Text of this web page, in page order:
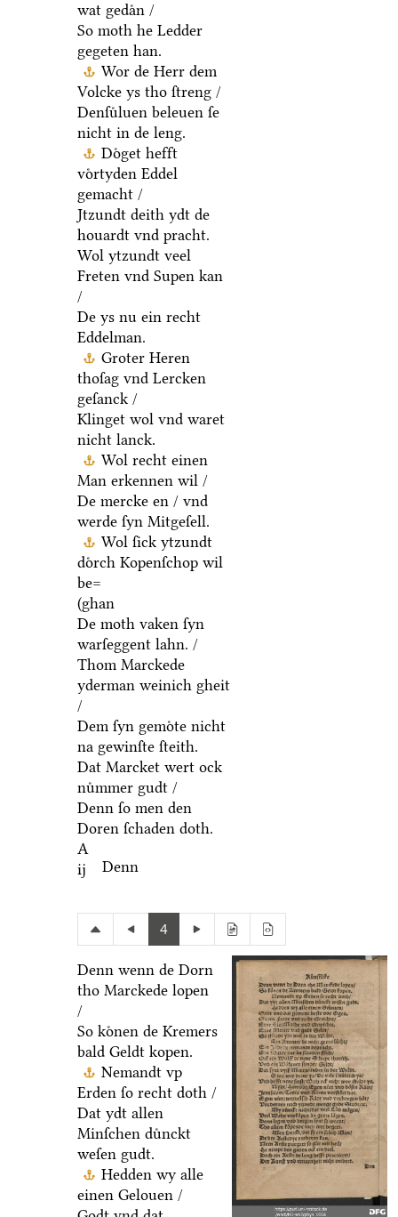
wat gedaͤn /
So moth he Ledder
gegeten han.
Wor de Herr dem
Volcke ys tho ſtreng /
Denſuͤluen beleuen ſe
nicht in de leng.
Doͤget hefft
voͤrtyden Eddel
gemacht /
Jtzundt deith ydt de
houardt vnd pracht.
Wol ytzundt veel
Freten vnd Supen kan
/
De ys nu ein recht
Eddelman.
Groter Heren
thoſag vnd Lercken
geſanck /
Klinget wol vnd waret
nicht lanck.
Wol recht einen
Man erkennen wil /
De mercke en / vnd
werde ſyn Mitgeſell.
Wol ſick ytzundt
doͤrch Kopenſchop wil
be=
(ghan
De moth vaken ſyn
warſeggent lahn. /
Thom Marckede
yderman weinich gheit
/
Dem ſyn gemoͤte nicht
na gewinſte ſteith.
Dat Marcket wert ock
nuͤmmer gudt /
Denn ſo men den
Doren ſchaden doth.
A
ij
Denn
4
Denn wenn de Dorn
tho Marckede lopen
/
So koͤnen de Kremers
bald Geldt kopen.
Nemandt vp
Erden ſo recht doth /
Dat ydt allen
Minſchen duͤnckt
weſen gudt.
Hedden wy alle
einen Gelouen /